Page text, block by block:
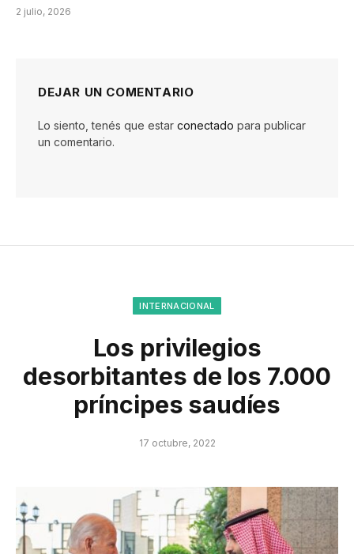
2 julio, 2026
DEJAR UN COMENTARIO
Lo siento, tenés que estar conectado para publicar
un comentario.
INTERNACIONAL
Los privilegios
desorbitantes de los 7.000
príncipes saudíes
17 octubre, 2022